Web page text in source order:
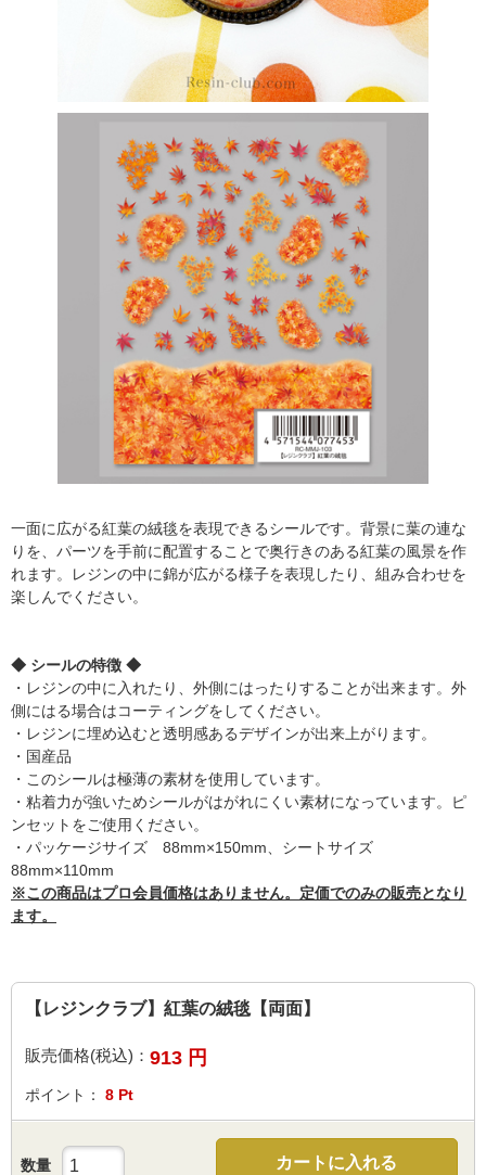
一面に広がる紅葉の絨毯を表現できるシールです。背景に葉の連な
りを、パーツを手前に配置することで奥行きのある紅葉の風景を作
れます。レジンの中に錦が広がる様子を表現したり、組み合わせを
楽しんでください。
◆ シールの特徴 ◆
・レジンの中に入れたり、外側にはったりすることが出来ます。外
側にはる場合はコーティングをしてください。
・レジンに埋め込むと透明感あるデザインが出来上がります。
・国産品
・このシールは極薄の素材を使用しています。
・粘着力が強いためシールがはがれにくい素材になっています。ピ
ンセットをご使用ください。
・パッケージサイズ 88mm×150mm、シートサイズ
88mm×110mm
※この商品はプロ会員価格はありません。定価でのみの販売となり
ます。
【レジンクラブ】紅葉の絨毯【両面】
販売価格(税込)： 913 円
ポイント： 8 Pt
数量 カートに入れる